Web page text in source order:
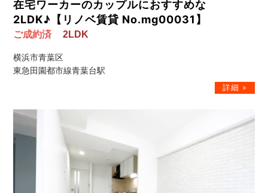
在宅ワーカーのカップルにおすすめな
2LDK♪【リノベ賃貸 No.mg00031】
ご成約済 2LDK
横浜市青葉区
東急田園都市線青葉台駅